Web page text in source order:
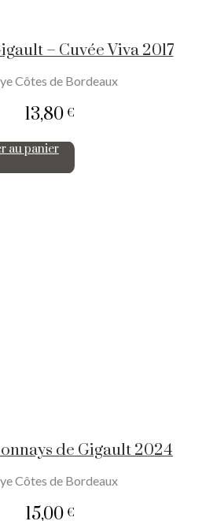
– Cuvée Viva 2017
Côtes de Bordeaux
13,80€
au panier
de Gigault 2024
Côtes de Bordeaux
15,00€